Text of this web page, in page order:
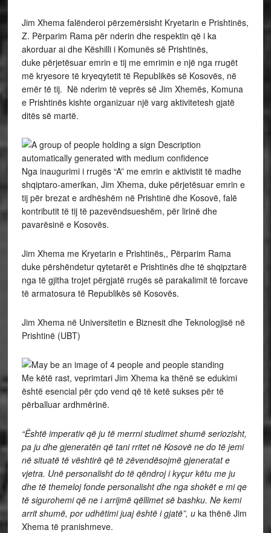
Jim Xhema falënderoi përzemërsisht Kryetarin e Prishtinës,
Z. Përparim Rama për nderin dhe respektin që i ka
akorduar ai dhe Këshilli i Komunës së Prishtinës,
duke përjetësuar emrin e tij me emrimin e një nga rrugët
më kryesore të kryeqytetit të Republikës së Kosovës, në
emër të tij. Në nderim të veprës së Jim Xhemës, Komuna
e Prishtinës kishte organizuar një varg aktivitetesh gjatë
ditës së martë.
Nga inaugurimi i rrugës “A” me emrin e aktivistit të madhe
shqiptaro-amerikan, Jim Xhema, duke përjetësuar emrin e
tij për brezat e ardhëshëm në Prishtinë dhe Kosovë, falë
kontributit të tij të pazevëndsueshëm, për lirinë dhe
pavarësinë e Kosovës.
Jim Xhema me Kryetarin e Prishtinës,, Përparim Rama
duke përshëndetur qytetarët e Prishtinës dhe të shqipztarë
nga të gjitha trojet përgjatë rrugës së parakalimit të forcave
të armatosura të Republikës së Kosovës.
Jim Xhema në Universitetin e Biznesit dhe Teknologjisë në
Prishtinë (UBT)
Me këtë rast, veprimtari Jim Xhema ka thënë se edukimi
është esencial për çdo vend që të ketë sukses për të
përballuar ardhmërinë.
“Është imperativ që ju të merrni studimet shumë seriozisht,
pa ju dhe gjeneratën që tani rritet në Kosovë ne do të jemi
në situatë të vështirë që të zëvendësojmë gjeneratat e
vjetra. Unë personalisht do të qëndroj i kyçur këtu me ju
dhe të themeloj fonde personalisht dhe nga shokët e mi qe
të sigurohemi që ne i arrijmë qëllimet së bashku. Ne kemi
arrit shumë, por udhëtimi juaj është i gjatë”, u ka thënë Jim
Xhema të pranishmeve.